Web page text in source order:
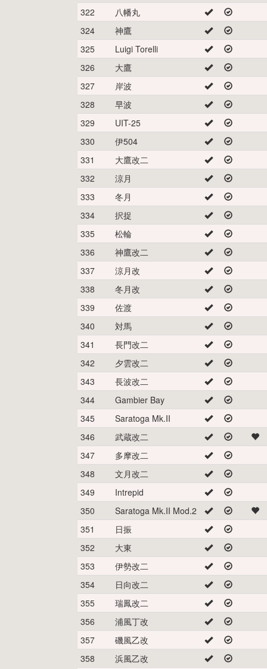
322
八幡丸
324
神鷹
325
Luigi Torelli
326
大鷹
327
岸波
328
早波
329
UIT-25
330
伊504
331
大鷹改二
332
涼月
333
冬月
334
択捉
335
松輪
336
神鷹改二
337
涼月改
338
冬月改
339
佐渡
340
対馬
341
長門改二
342
夕雲改二
343
長波改二
344
Gambier Bay
345
Saratoga Mk.II
346
武蔵改二
347
多摩改二
348
文月改二
349
Intrepid
350
Saratoga Mk.II Mod.2
351
日振
352
大東
353
伊勢改二
354
日向改二
355
瑞鳳改二
356
浦風丁改
357
磯風乙改
358
浜風乙改